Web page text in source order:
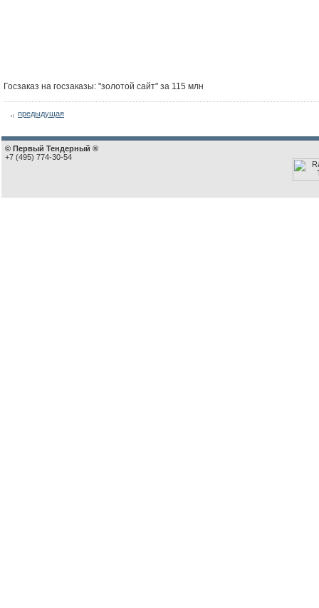
Госзаказ на госзаказы: "золотой сайт" за 115 млн
предыдущая
© Первый Тендерный ®
+7 (495) 774-30-54